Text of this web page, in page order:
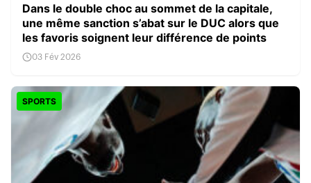
Dans le double choc au sommet de la capitale,
une même sanction s’abat sur le DUC alors que
les favoris soignent leur différence de points
03 Fév 2026
SPORTS